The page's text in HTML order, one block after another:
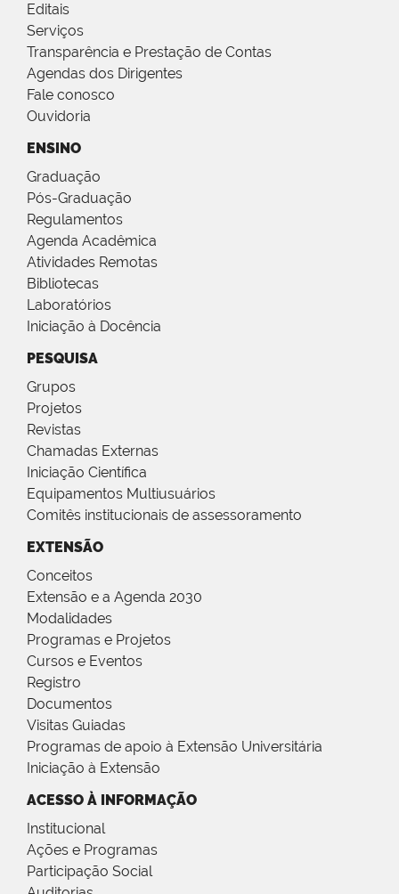
Editais
Serviços
Transparência e Prestação de Contas
Agendas dos Dirigentes
Fale conosco
Ouvidoria
ENSINO
Graduação
Pós-Graduação
Regulamentos
Agenda Acadêmica
Atividades Remotas
Bibliotecas
Laboratórios
Iniciação à Docência
PESQUISA
Grupos
Projetos
Revistas
Chamadas Externas
Iniciação Científica
Equipamentos Multiusuários
Comitês institucionais de assessoramento
EXTENSÃO
Conceitos
Extensão e a Agenda 2030
Modalidades
Programas e Projetos
Cursos e Eventos
Registro
Documentos
Visitas Guiadas
Programas de apoio à Extensão Universitária
Iniciação à Extensão
ACESSO À INFORMAÇÃO
Institucional
Ações e Programas
Participação Social